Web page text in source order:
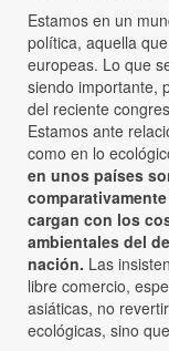
Estamos en un
política, aquella
europeas. Lo que
siendo importante,
del reciente
Estamos ante
como en lo
en unos países
cargan con los
ambientales del
nación. Las
libre comercio,
asiáticas, no
ecológicas, sino